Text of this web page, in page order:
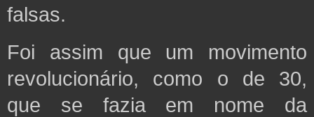
falsas.
Foi assim que um movimento
revolucionário, como o de 30,
que se fazia em nome da